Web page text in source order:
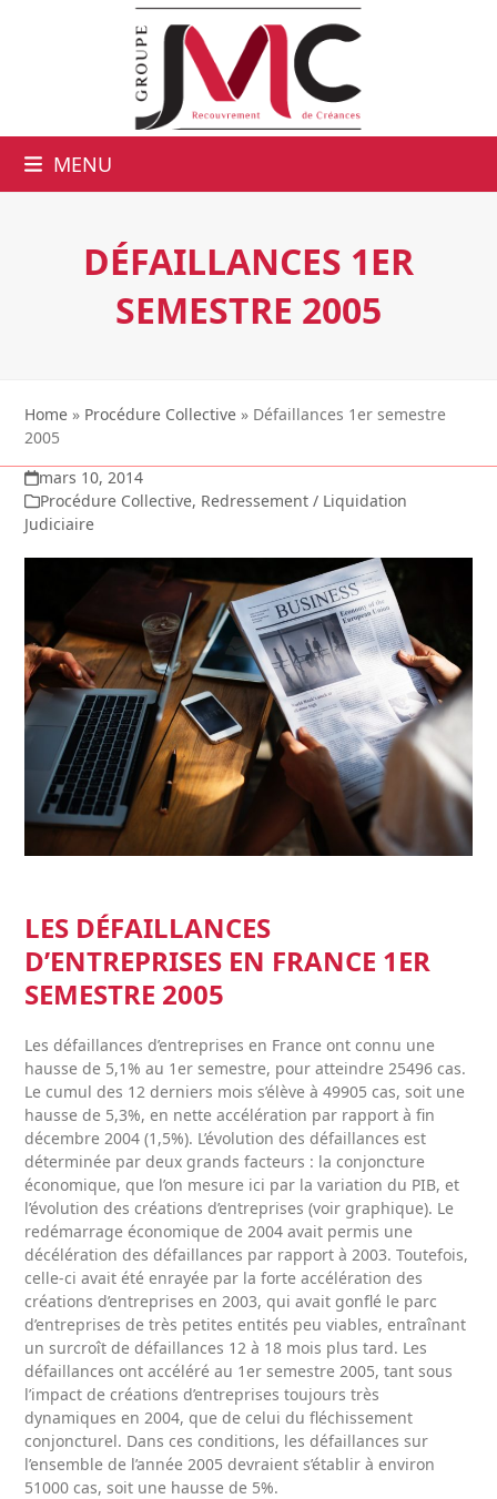
MENU
DÉFAILLANCES 1ER
SEMESTRE 2005
Home » Procédure Collective » Défaillances 1er semestre
2005
mars 10, 2014
Procédure Collective, Redressement / Liquidation
Judiciaire
LES DÉFAILLANCES
D’ENTREPRISES EN FRANCE 1ER
SEMESTRE 2005
Les défaillances d’entreprises en France ont connu une
hausse de 5,1% au 1er semestre, pour atteindre 25496 cas.
Le cumul des 12 derniers mois s’élève à 49905 cas, soit une
hausse de 5,3%, en nette accélération par rapport à fin
décembre 2004 (1,5%). L’évolution des défaillances est
déterminée par deux grands facteurs : la conjoncture
économique, que l’on mesure ici par la variation du PIB, et
l’évolution des créations d’entreprises (voir graphique). Le
redémarrage économique de 2004 avait permis une
décélération des défaillances par rapport à 2003. Toutefois,
celle-ci avait été enrayée par la forte accélération des
créations d’entreprises en 2003, qui avait gonflé le parc
d’entreprises de très petites entités peu viables, entraînant
un surcroît de défaillances 12 à 18 mois plus tard. Les
défaillances ont accéléré au 1er semestre 2005, tant sous
l’impact de créations d’entreprises toujours très
dynamiques en 2004, que de celui du fléchissement
conjoncturel. Dans ces conditions, les défaillances sur
l’ensemble de l’année 2005 devraient s’établir à environ
51000 cas, soit une hausse de 5%.